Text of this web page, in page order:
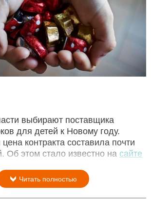
выбирают поставщика
для детей к Новому году.
контракта составила почти
Об этом стало известно на сайте
Читать полностью